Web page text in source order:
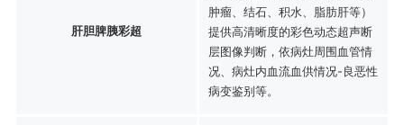
肝胆脾胰彩超
肿瘤、结石、积水、脂肪肝等）
提供高清晰度的彩色动态超声断
层图像判断，依病灶周围血管情
况、病灶内血流血供情况-良恶性
病变鉴别等。